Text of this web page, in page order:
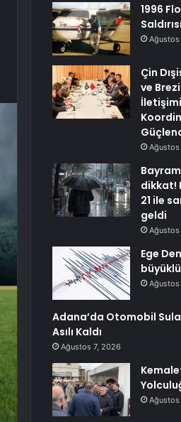
1996
Ağustos
Çin
ve
Ağustos
dikkat!
21 ile
geldi
Ağustos
Ege
Ağustos
Adana’da Otomobil
Asılı Kaldı
Ağustos 7, 2026
Ağustos